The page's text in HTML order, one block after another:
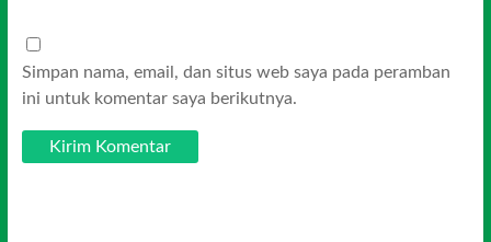
Simpan nama, email, dan situs web saya pada peramban
ini untuk komentar saya berikutnya.